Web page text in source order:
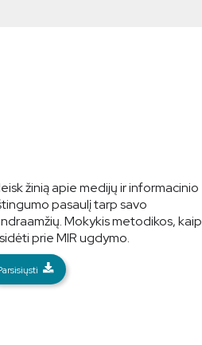
žinią apie medijų ir informacinio
pasaulį tarp savo
Mokykis metodikos, kaip
prie MIR ugdymo.